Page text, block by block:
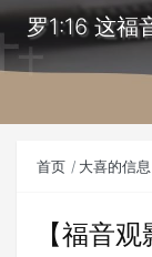
罗1:16 这福
首页 大喜的信息
【福音